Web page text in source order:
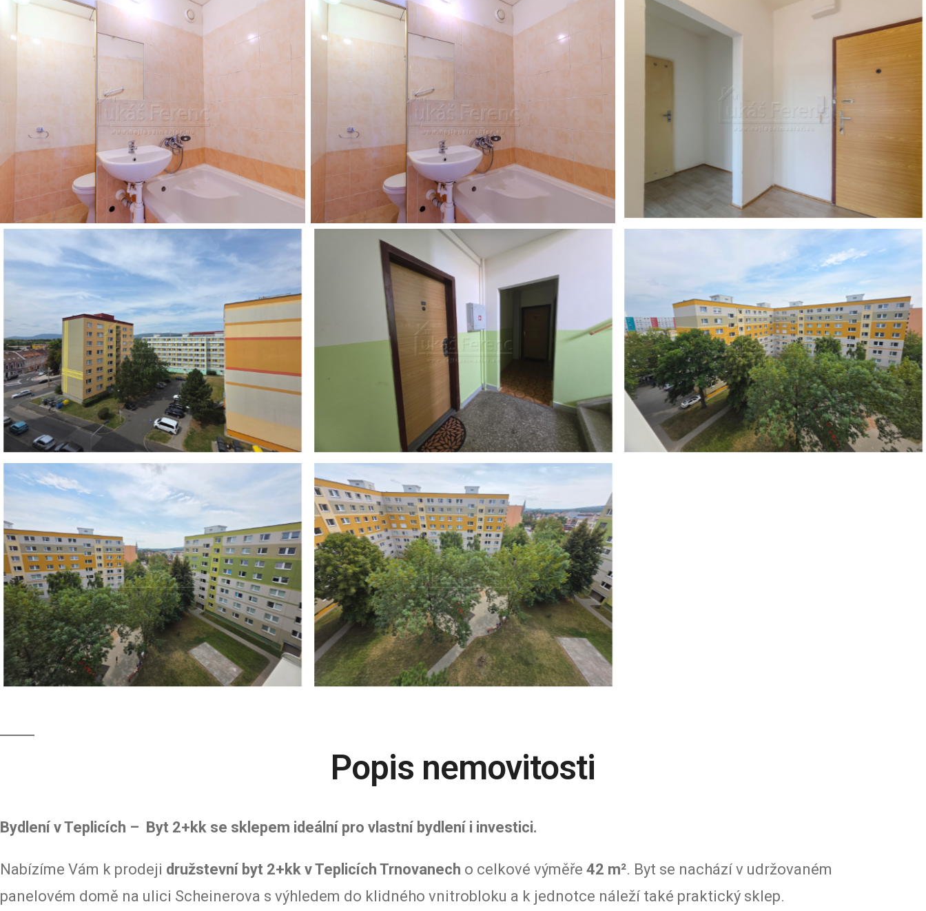
Popis nemovitosti
Bydlení v Teplicích – Byt 2+kk se sklepem ideální pro vlastní bydlení i investici.
Nabízíme Vám k prodeji družstevní byt 2+kk v Teplicích Trnovanech o celkové výměře 42 m². Byt se nachází v udržovaném
panelovém domě na ulici Scheinerova s výhledem do klidného vnitrobloku a k jednotce náleží také praktický sklep.